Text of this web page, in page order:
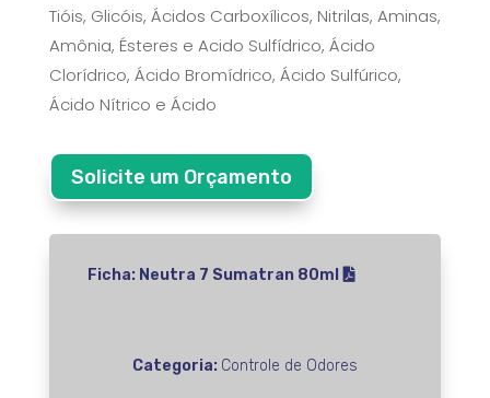
Tióis, Glicóis, Ácidos Carboxílicos, Nitrilas, Aminas,
Amônia, Ésteres e Acido Sulfídrico, Ácido
Clorídrico, Ácido Bromídrico, Ácido Sulfúrico,
Ácido Nítrico e Ácido
Solicite um Orçamento
Ficha: Neutra 7 Sumatran 80ml
Categoria: Controle de Odores